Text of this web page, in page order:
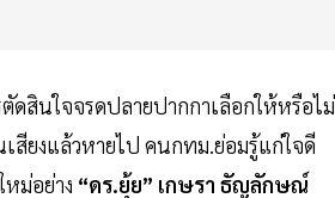
สินใจจรดปลายปากกาเลือกให้หรือไม่
สียงแล้วหายไป คนกทม.ย่อมรู้แก่ใจดี
ม่อย่าง “ดร.ยุ้ย” เกษรา ธัญลักษณ์